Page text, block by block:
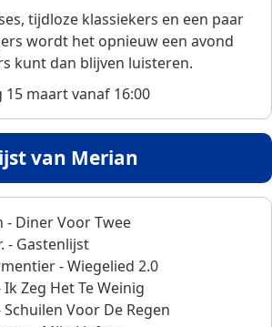
tijdloze klassiekers en een paar
wordt het opnieuw een avond
kunt dan blijven luisteren.
maart vanaf 16:00
van Merian
- Diner Voor Twee
- Gastenlijst
- Wiegelied 2.0
Zeg Het Te Weinig
Voor De Regen